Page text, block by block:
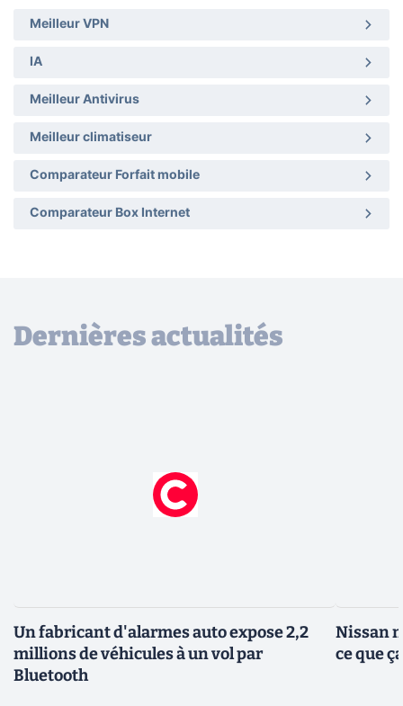
Meilleur VPN
IA
Meilleur Antivirus
Meilleur climatiseur
Comparateur Forfait mobile
Comparateur Box Internet
Dernières actualités
Un fabricant d'alarmes auto expose 2,2
millions de véhicules à un vol par
Bluetooth
Nissan
ce que